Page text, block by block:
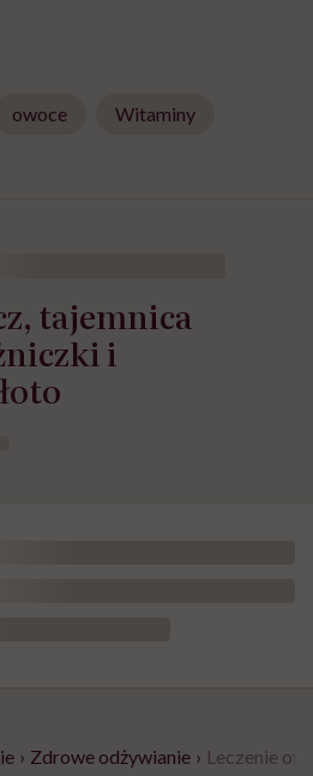
owoce Witaminy
tajemnica
i
› Zdrowe odżywianie › Leczenie